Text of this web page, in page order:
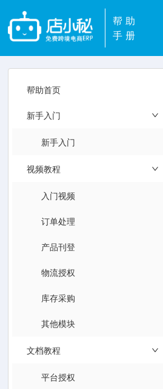
帮助
手册
帮助首页
新手入门
新手入门
视频教程
入门视频
订单处理
产品刊登
物流授权
库存采购
其他模块
文档教程
平台授权